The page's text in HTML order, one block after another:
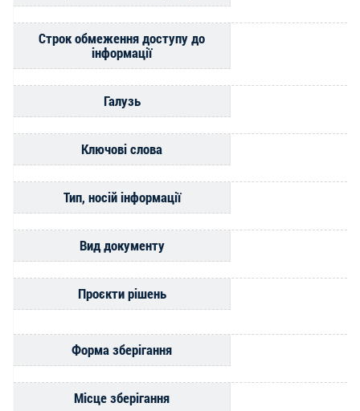
Строк обмеження доступу до
інформації
Галузь
Ключові слова
Тип, носій інформації
Вид документу
Проєкти рішень
Форма зберігання
Місце зберігання